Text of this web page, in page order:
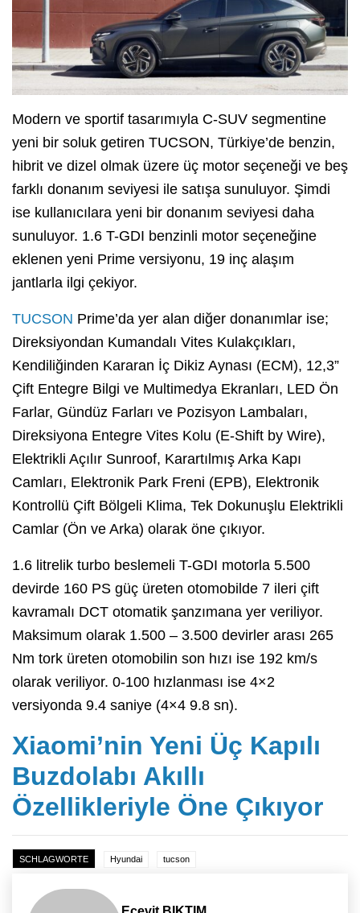
Modern ve sportif tasarımıyla C-SUV segmentine
yeni bir soluk getiren TUCSON, Türkiye’de benzin,
hibrit ve dizel olmak üzere üç motor seçeneği ve beş
farklı donanım seviyesi ile satışa sunuluyor. Şimdi
ise kullanıcılara yeni bir donanım seviyesi daha
sunuluyor. 1.6 T-GDI benzinli motor seçeneğine
eklenen yeni Prime versiyonu, 19 inç alaşım
jantlarla ilgi çekiyor.
TUCSON Prime’da yer alan diğer donanımlar ise;
Direksiyondan Kumandalı Vites Kulakçıkları,
Kendiliğinden Kararan İç Dikiz Aynası (ECM), 12,3”
Çift Entegre Bilgi ve Multimedya Ekranları, LED Ön
Farlar, Gündüz Farları ve Pozisyon Lambaları,
Direksiyona Entegre Vites Kolu (E-Shift by Wire),
Elektrikli Açılır Sunroof, Karartılmış Arka Kapı
Camları, Elektronik Park Freni (EPB), Elektronik
Kontrollü Çift Bölgeli Klima, Tek Dokunuşlu Elektrikli
Camlar (Ön ve Arka) olarak öne çıkıyor.
1.6 litrelik turbo beslemeli T-GDI motorla 5.500
devirde 160 PS güç üreten otomobilde 7 ileri çift
kavramalı DCT otomatik şanzımana yer veriliyor.
Maksimum olarak 1.500 – 3.500 devirler arası 265
Nm tork üreten otomobilin son hızı ise 192 km/s
olarak veriliyor. 0-100 hızlanması ise 4×2
versiyonda 9.4 saniye (4×4 9.8 sn).
Xiaomi’nin Yeni Üç Kapılı
Buzdolabı Akıllı
Özellikleriyle Öne Çıkıyor
SCHLAGWORTE Hyundai tucson